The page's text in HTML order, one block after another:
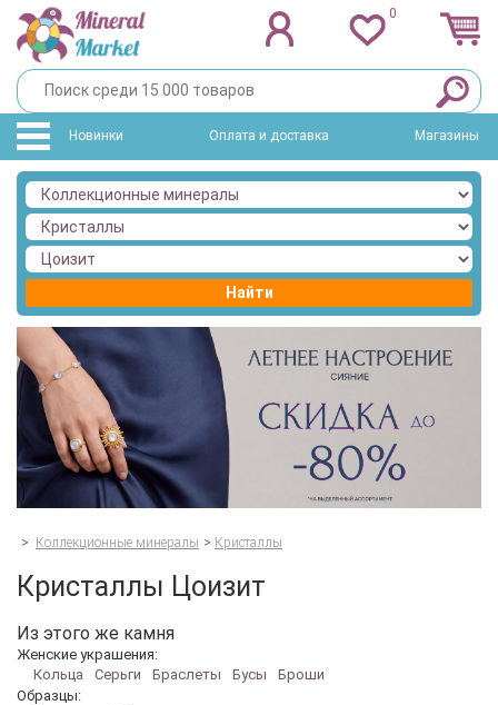
0
Новинки Оплата и доставка Магазины
Найти
> Коллекционные минералы > Кристаллы
Кристаллы Цоизит
Из этого же камня
Женские украшения:
Кольца
Серьги Браслеты Бусы
Броши
Образцы: